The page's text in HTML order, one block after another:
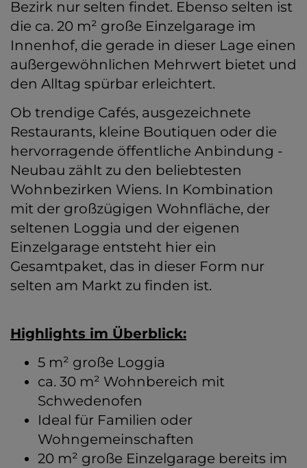
Bezirk nur selten findet. Ebenso selten ist
die ca. 20 m² große Einzelgarage im
Innenhof, die gerade in dieser Lage einen
außergewöhnlichen Mehrwert bietet und
den Alltag spürbar erleichtert.
Ob trendige Cafés, ausgezeichnete
Restaurants, kleine Boutiquen oder die
hervorragende öffentliche Anbindung -
Neubau zählt zu den beliebtesten
Wohnbezirken Wiens. In Kombination
mit der großzügigen Wohnfläche, der
seltenen Loggia und der eigenen
Einzelgarage entsteht hier ein
Gesamtpaket, das in dieser Form nur
selten am Markt zu finden ist.
Highlights im Überblick:
5 m² große Loggia
ca. 30 m² Wohnbereich mit
Schwedenofen
Ideal für Familien oder
Wohngemeinschaften
20 m² große Einzelgarage bereits im